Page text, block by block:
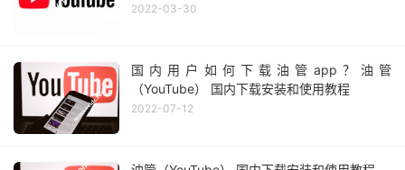
2022-03-30
国内用户如何下载油管app？油管
（YouTube） 国内下载安装和使用教程
2022-07-12